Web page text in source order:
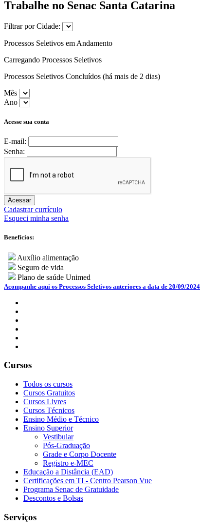
Trabalhe no Senac Santa Catarina
Filtrar por Cidade:
Processos Seletivos em Andamento
Carregando Processos Seletivos
Processos Seletivos Concluídos (há mais de 2 dias)
Mês
Ano
Acesse sua conta
E-mail:
Senha:
Acessar
Cadastrar currículo
Esqueci minha senha
Benefícios:
Auxílio alimentação
Seguro de vida
Plano de saúde Unimed
Acompanhe aqui os Processos Seletivos anteriores a data de 20/09/2024
Cursos
Todos os cursos
Cursos Gratuitos
Cursos Livres
Cursos Técnicos
Ensino Médio e Técnico
Ensino Superior
Vestibular
Pós-Graduação
Grade e Corpo Docente
Registro e-MEC
Educação a Distância (EAD)
Certificações em TI - Centro Pearson Vue
Programa Senac de Gratuidade
Descontos e Bolsas
Serviços